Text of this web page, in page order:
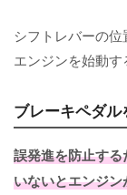
シフトレバーの
エンジンを始動す
ブレーキペダ
誤発進を防止す
いないとエンジ